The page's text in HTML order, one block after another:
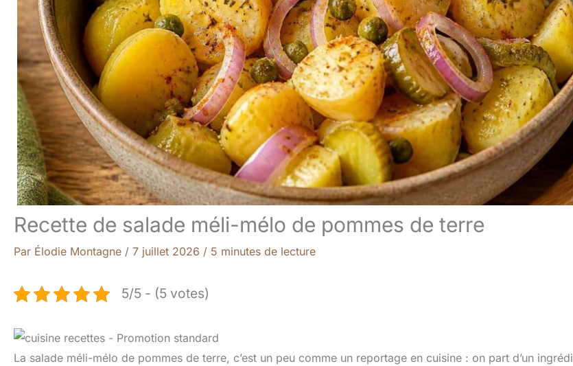
Recette de salade méli-mélo de pommes de terre
Par Élodie Montagne / 7 juillet 2026 / 5 minutes de lecture
5/5 - (5 votes)
La salade méli-mélo de pommes de terre, c’est un peu comme un reportage en cuisine : on part d’un